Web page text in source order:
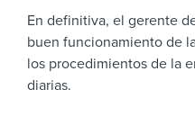
En definitiva, el gerente
buen funcionamiento de
los procedimientos de la
diarias.